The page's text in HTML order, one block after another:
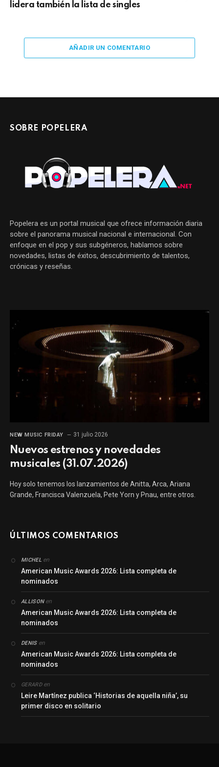
lidera también la lista de singles
AÑADIR UN COMENTARIO
SOBRE POPELERA
Popelera es un portal musical que ofrece información diaria
sobre el panorama musical nacional e internacional. Con
enfoque en el pop y sus subgéneros, hablamos sobre
novedades, listas de éxitos, descubrimiento de talentos,
crónicas y reseñas.
NEW MUSIC FRIDAY 31 julio 2026
Nuevos estrenos y novedades
musicales (31.07.2026)
Hoy solo tenemos los lanzamientos de Anitta, Arca, Ariana
Grande, Francisca Valenzuela, Pete Yorn y Pnau, entre otros.
ÚLTIMOS COMENTARIOS
MICHELen
American Music Awards 2026: Lista completa de
nominados
ALLISONen
American Music Awards 2026: Lista completa de
nominados
DENISen
American Music Awards 2026: Lista completa de
nominados
GERARDen
Leire Martínez publica ‘Historias de aquella niña’, su
primer disco en solitario